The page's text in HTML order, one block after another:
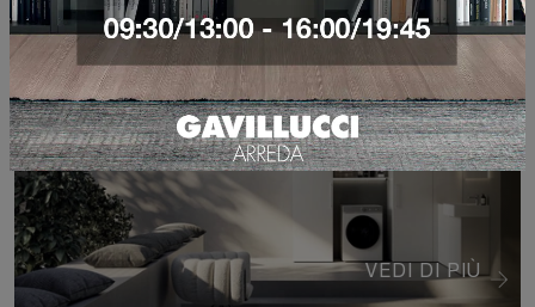
VEDI DI PIÙ
AB+ LD006